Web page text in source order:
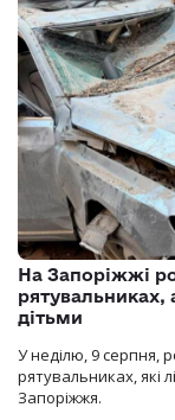
На Запоріжжі
дітьми
У неділю, 9 серпня,
рятувальниках, які
Запоріжжя.